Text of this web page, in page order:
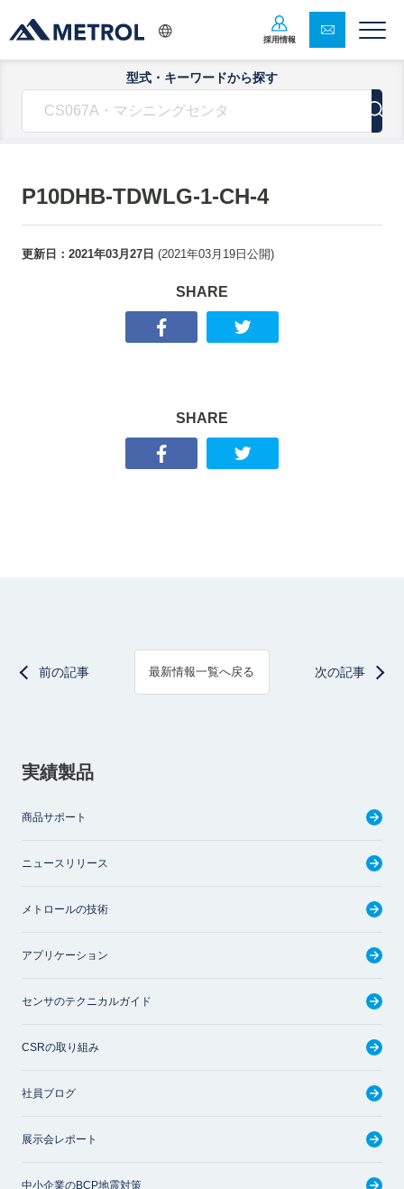
採用情報
型式・キーワードから探す
P10DHB-TDWLG-1-CH-4
更新日： 2021年03月27日 (2021年03月19日 公開)
SHARE
SHARE
前の記事 最新情報一覧へ戻る 次の記事
実績製品
商品サポート
ニュースリリース
メトロールの技術
アプリケーション
センサのテクニカルガイド
CSRの取り組み
社員ブログ
展示会レポート
中小企業のBCP地震対策